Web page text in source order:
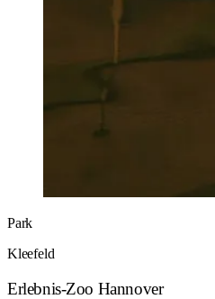
Park
Kleefeld
Erlebnis-Zoo Hannover